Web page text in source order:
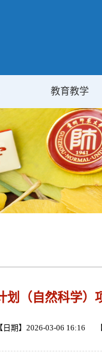
教育教学
划（自然科学）
期】2026-03-06 16:16 【